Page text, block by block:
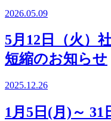
2026.05.09
5月12日（火）
短縮のお知らせ
2025.12.26
1月5日(月)～